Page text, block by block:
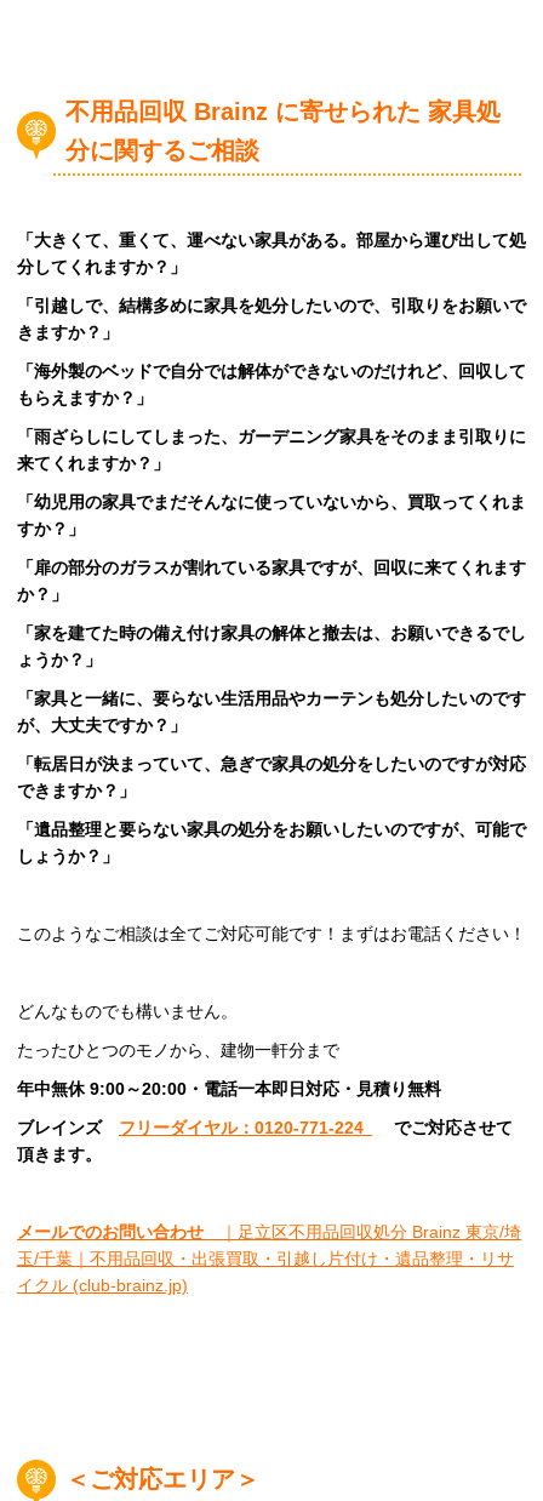
不用品回収 Brainz に寄せられた 家具処
分に関するご相談
「大きくて、重くて、運べない家具がある。部屋から運び出して処
分してくれますか？」
「引越しで、結構多めに家具を処分したいので、引取りをお願いで
きますか？」
「海外製のベッドで自分では解体ができないのだけれど、回収して
もらえますか？」
「雨ざらしにしてしまった、ガーデニング家具をそのまま引取りに
来てくれますか？」
「幼児用の家具でまだそんなに使っていないから、買取ってくれま
すか？」
「扉の部分のガラスが割れている家具ですが、回収に来てくれます
か？」
「家を建てた時の備え付け家具の解体と撤去は、お願いできるでし
ょうか？」
「家具と一緒に、要らない生活用品やカーテンも処分したいのです
が、大丈夫ですか？」
「転居日が決まっていて、急ぎで家具の処分をしたいのですが対応
できますか？」
「遺品整理と要らない家具の処分をお願いしたいのですが、可能で
しょうか？」
このようなご相談は全てご対応可能です！まずはお電話ください！
どんなものでも構いません。
たったひとつのモノから、建物一軒分まで
年中無休 9:00～20:00・電話一本即日対応・見積り無料
ブレインズ フリーダイヤル：0120-771-224
でご対応させて
頂きます。
メールでのお問い合わせ
｜足立区不用品回収処分 Brainz 東京/埼
玉/千葉｜不用品回収・出張買取・引越し片付け・遺品整理・リサ
イクル (club-brainz.jp)
＜ご対応エリア＞